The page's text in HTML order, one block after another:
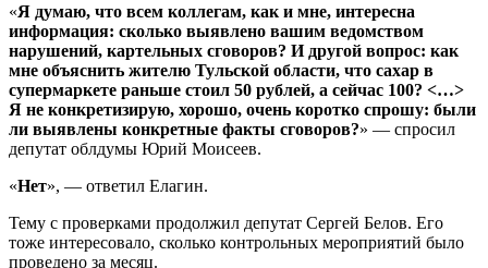
«Я думаю, что всем коллегам, как и мне, интересна
информация: сколько выявлено вашим ведомством
нарушений, картельных сговоров? И другой вопрос: как
мне объяснить жителю Тульской области, что сахар в
супермаркете раньше стоил 50 рублей, а сейчас 100? <…>
Я не конкретизирую, хорошо, очень коротко спрошу: были
ли выявлены конкретные факты сговоров?» — спросил
депутат облдумы Юрий Моисеев.
«Нет», — ответил Елагин.
Тему с проверками продолжил депутат Сергей Белов. Его
тоже интересовало, сколько контрольных мероприятий было
проведено за месяц.